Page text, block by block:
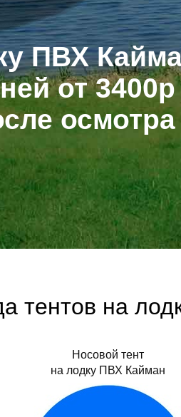
ПВХ
от 3400р
осмотра
тентов на
Носовой тент
на лодку ПВХ Кайман